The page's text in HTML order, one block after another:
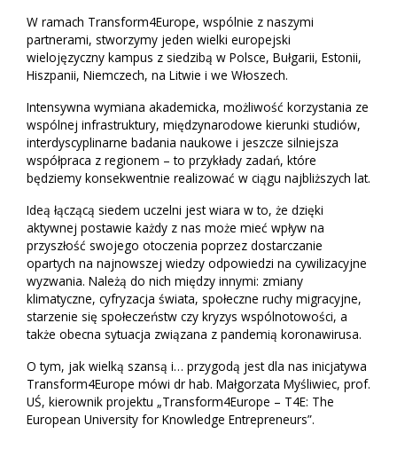
W ramach Transform4Europe, wspólnie z naszymi
partnerami, stworzymy jeden wielki europejski
wielojęzyczny kampus z siedzibą w Polsce, Bułgarii, Estonii,
Hiszpanii, Niemczech, na Litwie i we Włoszech.
Intensywna wymiana akademicka, możliwość korzystania ze
wspólnej infrastruktury, międzynarodowe kierunki studiów,
interdyscyplinarne badania naukowe i jeszcze silniejsza
współpraca z regionem – to przykłady zadań, które
będziemy konsekwentnie realizować w ciągu najbliższych lat.
Ideą łączącą siedem uczelni jest wiara w to, że dzięki
aktywnej postawie każdy z nas może mieć wpływ na
przyszłość swojego otoczenia poprzez dostarczanie
opartych na najnowszej wiedzy odpowiedzi na cywilizacyjne
wyzwania. Należą do nich między innymi: zmiany
klimatyczne, cyfryzacja świata, społeczne ruchy migracyjne,
starzenie się społeczeństw czy kryzys wspólnotowości, a
także obecna sytuacja związana z pandemią koronawirusa.
O tym, jak wielką szansą i… przygodą jest dla nas inicjatywa
Transform4Europe mówi dr hab. Małgorzata Myśliwiec, prof.
UŚ, kierownik projektu „Transform4Europe – T4E: The
European University for Knowledge Entrepreneurs”.